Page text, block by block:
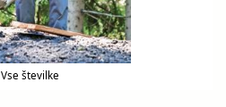
Vse številke